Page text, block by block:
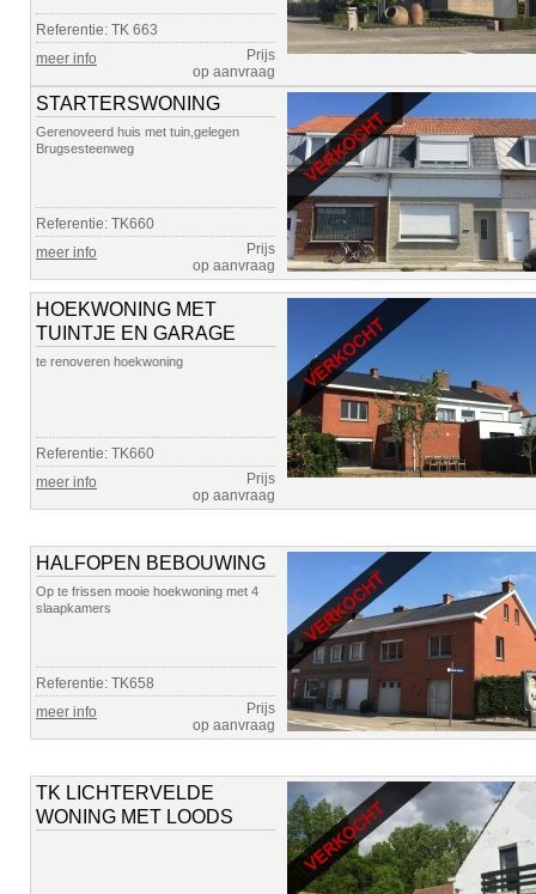
Referentie: TK 663
Prijs
op aanvraag
meer info
STARTERSWONING
Gerenoveerd huis met tuin,gelegen
Brugsesteenweg
Referentie: TK660
Prijs
op aanvraag
meer info
HOEKWONING MET
TUINTJE EN GARAGE
te renoveren hoekwoning
Referentie: TK660
Prijs
op aanvraag
meer info
HALFOPEN BEBOUWING
Op te frissen mooie hoekwoning met 4
slaapkamers
Referentie: TK658
Prijs
op aanvraag
meer info
TK LICHTERVELDE
WONING MET LOODS